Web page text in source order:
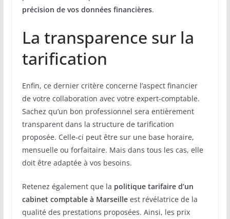
précision de vos données financières.
La transparence sur la
tarification
Enfin, ce dernier critère concerne l’aspect financier
de votre collaboration avec votre expert-comptable.
Sachez qu’un bon professionnel sera entièrement
transparent dans la structure de tarification
proposée. Celle-ci peut être sur une base horaire,
mensuelle ou forfaitaire. Mais dans tous les cas, elle
doit être adaptée à vos besoins.
Retenez également que la politique tarifaire d’un
cabinet comptable à Marseilleest révélatrice de la
qualité des prestations proposées. Ainsi, les prix